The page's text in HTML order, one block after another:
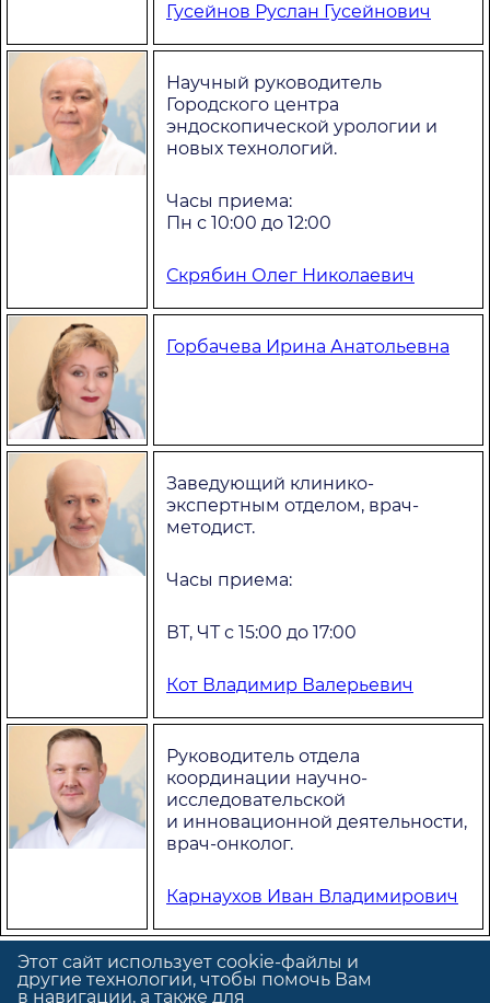
Гусейнов Руслан Гусейнович
Научный руководитель
Городского центра
эндоскопической урологии и
новых технологий.
Часы приема:
Пн с 10:00 до 12:00
Скрябин Олег Николаевич
Горбачева Ирина Анатольевна
Заведующий клинико-
экспертным отделом, врач-
методист.
Часы приема:
ВТ, ЧТ с 15:00 до 17:00
Кот Владимир Валерьевич
Руководитель отдела
координации научно-
исследовательской
и инновационной деятельности,
врач-онколог.
Карнаухов Иван Владимирович
Этот сайт использует cookie-файлы и
другие технологии, чтобы помочь Вам
в навигации, а также для